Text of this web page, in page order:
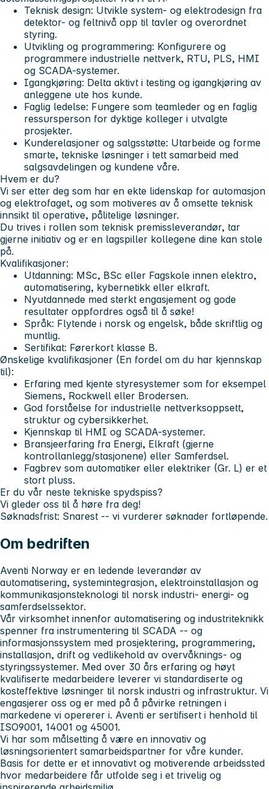
Teknisk design: Utvikle system- og elektrodesign fra
detektor- og feltnivå opp til tavler og overordnet
styring.
Utvikling og programmering: Konfigurere og
programmere industrielle nettverk, RTU, PLS, HMI
og SCADA-systemer.
Igangkjøring: Delta aktivt i testing og igangkjøring av
anleggene ute hos kunde.
Faglig ledelse: Fungere som teamleder og en faglig
ressursperson for dyktige kolleger i utvalgte
prosjekter.
Kunderelasjoner og salgsstøtte: Utarbeide og forme
smarte, tekniske løsninger i tett samarbeid med
salgsavdelingen og kundene våre.
Hvem er du?
Vi ser etter deg som har en ekte lidenskap for automasjon
og elektrofaget, og som motiveres av å omsette teknisk
innsikt til operative, pålitelige løsninger.
Du trives i rollen som teknisk premissleverandør, tar
gjerne initiativ og er en lagspiller kollegene dine kan stole
på.
Kvalifikasjoner:
Utdanning: MSc, BSc eller Fagskole innen elektro,
automatisering, kybernetikk eller elkraft.
Nyutdannede med sterkt engasjement og gode
resultater oppfordres også til å søke!
Språk: Flytende i norsk og engelsk, både skriftlig og
muntlig.
Sertifikat: Førerkort klasse B.
Ønskelige kvalifikasjoner (En fordel om du har kjennskap
til):
Erfaring med kjente styresystemer som for eksempel
Siemens, Rockwell eller Brodersen.
God forståelse for industrielle nettverksoppsett,
struktur og cybersikkerhet.
Kjennskap til HMI og SCADA-systemer.
Bransjeerfaring fra Energi, Elkraft (gjerne
kontrollanlegg/stasjonene) eller Samferdsel.
Fagbrev som automatiker eller elektriker (Gr. L) er et
stort pluss.
Er du vår neste tekniske spydspiss?
Vi gleder oss til å høre fra deg!
Søknadsfrist: Snarest -- vi vurderer søknader fortløpende.
Om bedriften
Aventi Norway er en ledende leverandør av
automatisering, systemintegrasjon, elektroinstallasjon og
kommunikasjonsteknologi til norsk industri- energi- og
samferdselssektor.
Vår virksomhet innenfor automatisering og industriteknikk
spenner fra instrumentering til SCADA -- og
informasjonssystem med prosjektering, programmering,
installasjon, drift og vedlikehold av overvåknings- og
styringssystemer. Med over 30 års erfaring og høyt
kvalifiserte medarbeidere leverer vi standardiserte og
kosteffektive løsninger til norsk industri og infrastruktur. Vi
engasjerer oss og er med på å påvirke retningen i
markedene vi opererer i. Aventi er sertifisert i henhold til
ISO9001, 14001 og 45001.
Vi har som målsetting å være en innovativ og
løsningsorientert samarbeidspartner for våre kunder.
Basis for dette er et innovativt og motiverende arbeidssted
hvor medarbeidere får utfolde seg i et trivelig og